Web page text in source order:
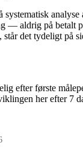
systematisk
— aldrig på betalt
det tydeligt på
efter første
her efter 7